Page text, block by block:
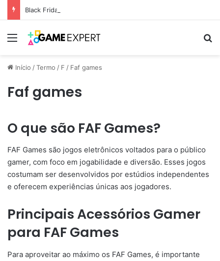
Black Friday: descontos incríveis em eletrônicos
Menu
Início /Termo / F / Faf games
Faf games
O que são FAF Games?
FAF Games são jogos eletrônicos voltados para o público
gamer, com foco em jogabilidade e diversão. Esses jogos
costumam ser desenvolvidos por estúdios independentes
e oferecem experiências únicas aos jogadores.
Principais Acessórios Gamer
para FAF Games
Para aproveitar ao máximo os FAF Games, é importante